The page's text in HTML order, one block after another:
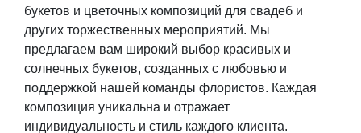
букетов и цветочных композиций для свадеб и
других торжественных мероприятий. Мы
предлагаем вам широкий выбор красивых и
солнечных букетов, созданных с любовью и
поддержкой нашей команды флористов. Каждая
композиция уникальна и отражает
индивидуальность и стиль каждого клиента.